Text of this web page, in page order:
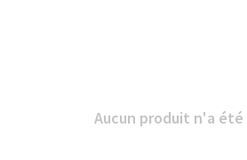
Aucun produit n'a été